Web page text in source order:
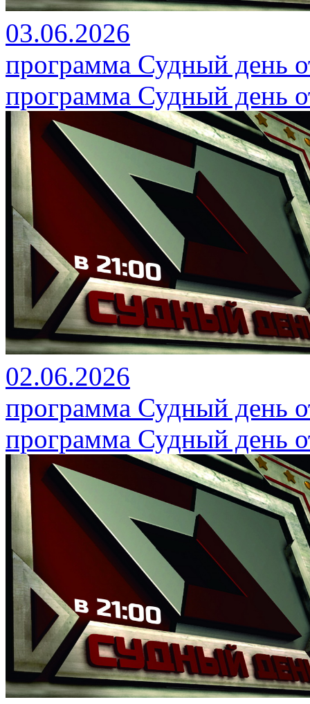
03.06.2026
программа Судный день
программа Судный день
02.06.2026
программа Судный день
программа Судный день